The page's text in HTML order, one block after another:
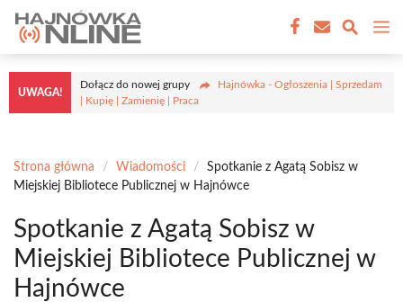
Przejdź
treści
UWAGA!
Dołącz do nowej grupy
Hajnówka - Ogłoszenia | Sprzedam
| Kupię | Zamienię | Praca
Strona główna / Wiadomości /
Spotkanie z Agatą Sobisz w
Miejskiej Bibliotece Publicznej w Hajnówce
Spotkanie z Agatą Sobisz w
Miejskiej Bibliotece Publicznej w
Hajnówce